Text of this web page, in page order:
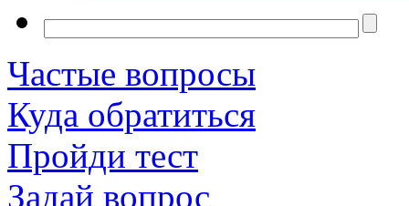
Частые вопросы
Куда обратиться
Пройди тест
Задай вопрос